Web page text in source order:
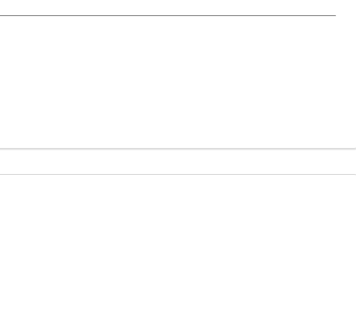
plus de 202 m² habitables.